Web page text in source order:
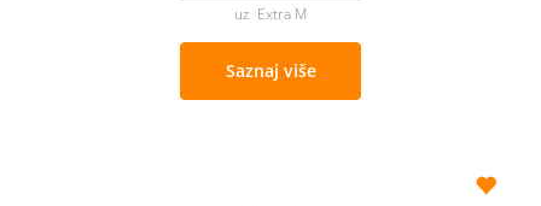
uz Extra M
Saznaj više